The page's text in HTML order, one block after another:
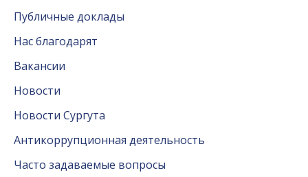
Публичные доклады
Нас благодарят
Вакансии
Новости
Новости Сургута
Антикоррупционная деятельность
Часто задаваемые вопросы